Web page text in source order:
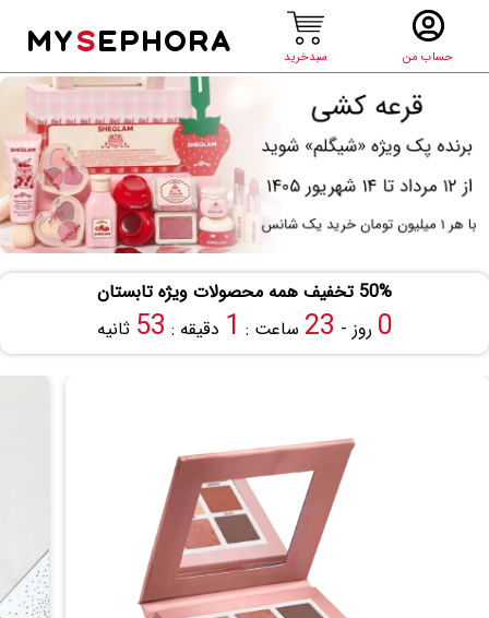
حساب من سبدخرید
MYSEPHORA
50% تخفیف همه محصولات ویژه تابستان
0 روز - 23 ساعت : 1 دقیقه : 52 ثانیه